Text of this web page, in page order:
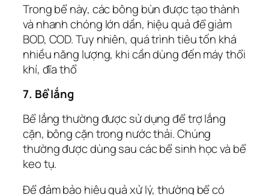
Trong bể này, các bông bùn được tạo thành
và nhanh chóng lớn dần, hiệu quả để giảm
BOD, COD. Tuy nhiên, quá trình tiêu tốn khá
nhiều năng lượng, khi cần dùng đến máy thổi
khí, đĩa thổ
7. Bể lắng
Bể lắng thường được sử dụng để trợ lắng
cặn, bông cặn trong nước thải. Chúng
thường được dùng sau các bể sinh học và bể
keo tụ.
Để đảm bảo hiệu quả xử lý, thường bể có